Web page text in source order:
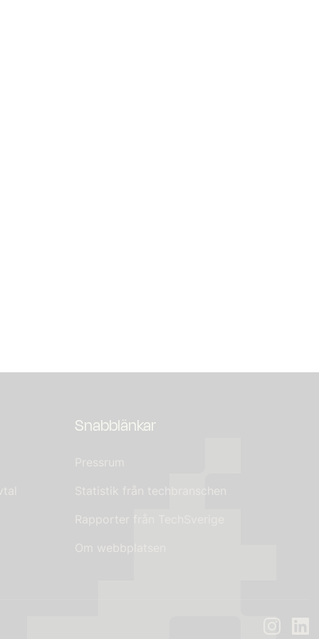
Snabblänkar
Pressrum
Statistik från techbranschen
Rapporter från TechSverige
Om webbplatsen